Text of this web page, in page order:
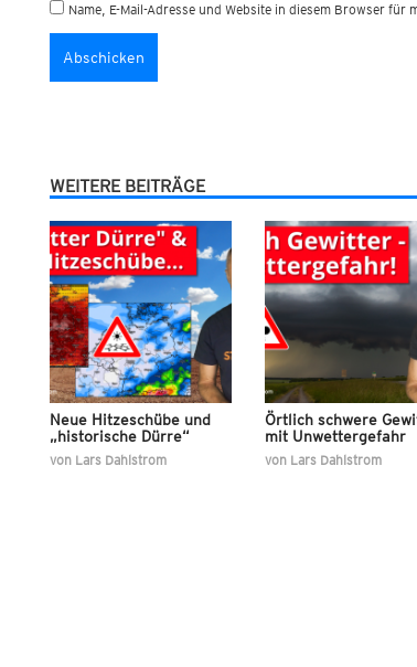
Name, E-Mail-Adresse und Website in diesem Browser für
WEITERE BEITRÄGE
Neue Hitzeschübe und
„historische Dürre“
von Lars Dahlstrom
Örtlich schwere
mit Unwettergefahr
von Lars Dahlstrom